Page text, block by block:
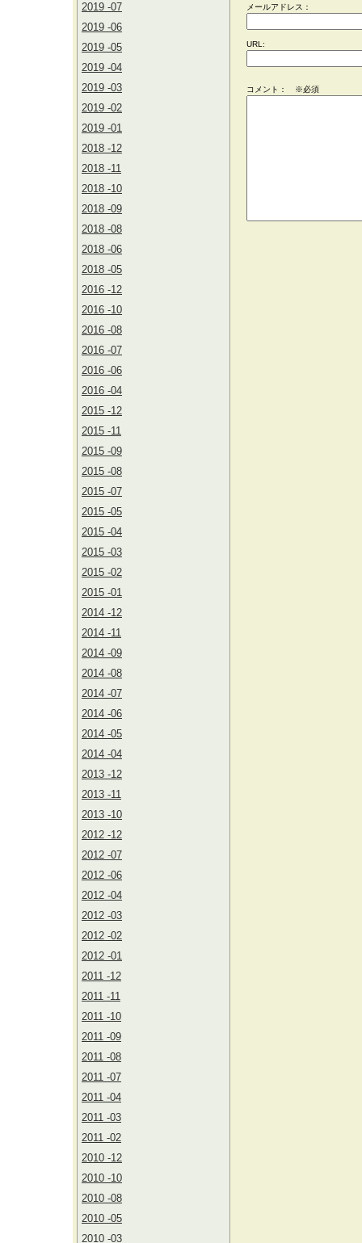
2019 -07
2019 -06
2019 -05
2019 -04
2019 -03
2019 -02
2019 -01
2018 -12
2018 -11
2018 -10
2018 -09
2018 -08
2018 -06
2018 -05
2016 -12
2016 -10
2016 -08
2016 -07
2016 -06
2016 -04
2015 -12
2015 -11
2015 -09
2015 -08
2015 -07
2015 -05
2015 -04
2015 -03
2015 -02
2015 -01
2014 -12
2014 -11
2014 -09
2014 -08
2014 -07
2014 -06
2014 -05
2014 -04
2013 -12
2013 -11
2013 -10
2012 -12
2012 -07
2012 -06
2012 -04
2012 -03
2012 -02
2012 -01
2011 -12
2011 -11
2011 -10
2011 -09
2011 -08
2011 -07
2011 -04
2011 -03
2011 -02
2010 -12
2010 -10
2010 -08
2010 -05
2010 -03
メールアドレス：
URL:
コメント： ※必須